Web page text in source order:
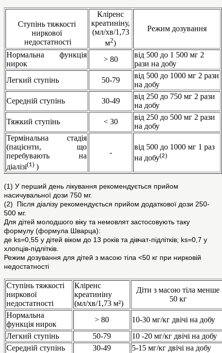
Ступінь тяжкості
ниркової
недостатності
Кліренс
креатиніну,
(мл/хв/1,73
м2)
Режим дозування
Нормальна функція
нирок
> 80
від 500 до 1 500 мг 2
рази на добу
Легкий ступінь
50-79
від 500 до 1000 мг 2 рази
на добу
Середній ступінь
30-49
від 250 до 750 мг 2 рази
на добу
Тяжкий ступінь
< 30
від 250 до 500 мг 2 рази
на добу
Термінальна стадія
(пацієнти, що
перебувають на
діалізі(1) )
-
від 500 до 1000 мг 1 раз
на добу(2)
(1) У перший день лікування рекомендується прийом
насичувальної дози 750 мг.
(2) Після діалізу рекомендується прийом додаткової дози 250-
500 мг.
Для дітей молодшого віку та немовлят застосовують таку
формулу (формула Шварца):
де ks=0,55 у дітей віком до 13 років та дівчат-підлітків; ks=0,7 у
хлопців-підлітків.
Режим дозування для дітей з масою тіла <50 кг при нирковій
недостатності
Ступінь тяжкості
ниркової
недостатності
Кліренс
креатиніну
(мл/хв/1,73 м²)
Діти з масою тіла менше
50 кг
Нормальна
функція нирок
> 80
10-30 мг/кг двічі на добу
Легкий ступінь
50-79
10 -20 мг/кг двічі на добу
Середній ступінь
30-49
5-15 мг/кг двічі на добу